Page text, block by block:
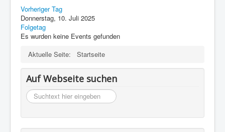
Datenschutz
Vorheriger Tag
Donnerstag, 10. Juli 2025
Folgetag
Es wurden keine Events gefunden
Aktuelle Seite:
Startseite
Auf Webseite suchen
suchen